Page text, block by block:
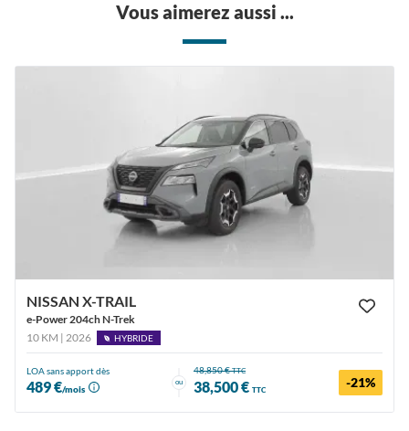
Vous aimerez aussi ...
NISSAN X-TRAIL
e-Power 204ch N-Trek
10 KM | 2026
HYBRIDE
LOA sans apport dès
489 €/mois
ou
48,850 €TTC
38,500 € TTC -21%